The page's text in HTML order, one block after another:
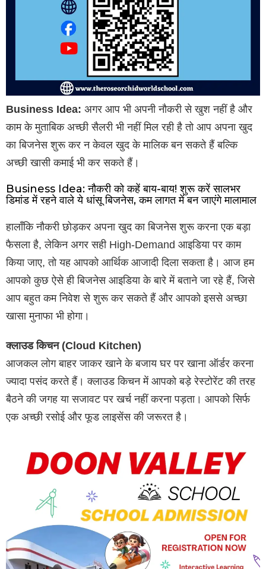
Business Idea: अगर आप भी अपनी नौकरी से खुश नहीं है और
काम के मुताबिक अच्छी सैलरी भी नहीं मिल रही है तो आप अपना खुद
का बिजनेस शुरू कर न केवल खुद के मालिक बन सकते हैं बल्कि
अच्छी खासी कमाई भी कर सकते हैं।
Business Idea: नौकरी को कहें बाय-बाय! शुरू करें सालभर
डिमांड में रहने वाले ये धांसू बिजनेस, कम लागत में बन जाएंगे मालामाल
हालाँकि नौकरी छोड़कर अपना खुद का बिजनेस शुरू करना एक बड़ा
फैसला है, लेकिन अगर सही High-Demand आइडिया पर काम
किया जाए, तो यह आपको आर्थिक आजादी दिला सकता है। आज हम
आपको कुछ ऐसे ही बिजनेस आइडिया के बारे में बताने जा रहे हैं, जिसे
आप बहुत कम निवेश से शुरू कर सकते हैं और आपको इससे अच्छा
खासा मुनाफा भी होगा।
क्लाउड किचन (Cloud Kitchen)
आजकल लोग बाहर जाकर खाने के बजाय घर पर खाना ऑर्डर करना
ज्यादा पसंद करते हैं। क्लाउड किचन में आपको बड़े रेस्टोरेंट की तरह
बैठने की जगह या सजावट पर खर्च नहीं करना पड़ता। आपको सिर्फ
एक अच्छी रसोई और फूड लाइसेंस की जरूरत है।